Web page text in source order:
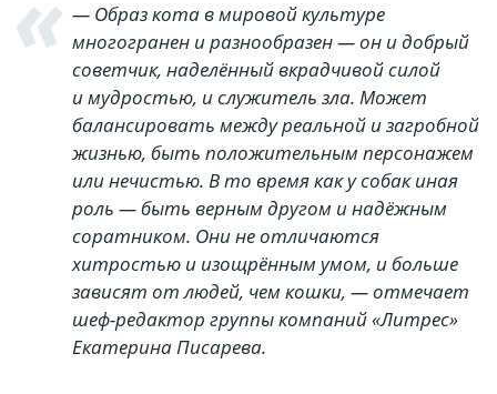
— Образ кота в мировой культуре
многогранен и разнообразен — он и добрый
советчик, наделённый вкрадчивой силой
и мудростью, и служитель зла. Может
балансировать между реальной и загробной
жизнью, быть положительным персонажем
или нечистью. В то время как у собак иная
роль — быть верным другом и надёжным
соратником. Они не отличаются
хитростью и изощрённым умом, и больше
зависят от людей, чем кошки, — отмечает
шеф-редактор группы компаний «Литрес»
Екатерина Писарева.